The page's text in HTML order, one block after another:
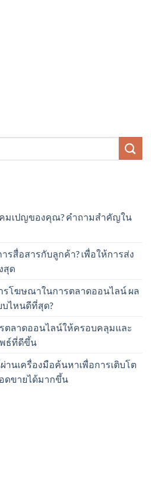
มเปญของคุณ? คำถามสำคัญใน
สื่อสารกับลูกค้า? เพื่อให้การส่ง
สุด
โฆษณาในการตลาดออนไลน์ ผล
ไหนดีที่สุด?
ตลาดออนไลน์ให้ครอบคลุมและ
ธ์ที่ดีขึ้น
นเครื่องมือค้นหาเพื่อการเติบโต
ดขายได้มากขึ้น